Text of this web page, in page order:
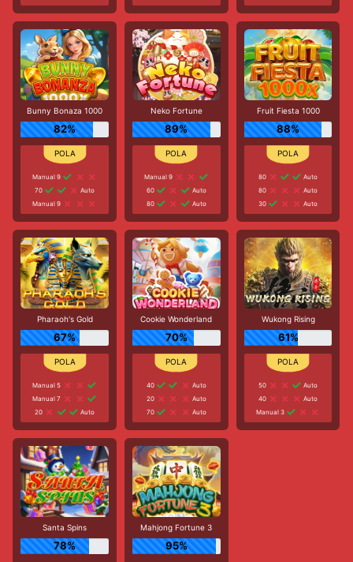
Bunny Bonaza 1000
82%
Manual 9
70
Auto
Manual 9
Neko Fortune
89%
Manual 9
60
Auto
80
Auto
Fruit Fiesta 1000
88%
80
Auto
80
Auto
30
Auto
Pharaoh's Gold
67%
Manual 5
Manual 7
20
Auto
Cookie Wonderland
70%
40
Auto
20
Auto
70
Auto
Wukong Rising
61%
50
Auto
40
Auto
Manual 3
Santa Spins
78%
Mahjong Fortune 3
95%